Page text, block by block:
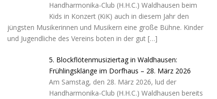
Handharmonika-Club (H.H.C.) Waldhausen beim
Kids in Konzert (KiK) auch in diesem Jahr den
jüngsten Musikerinnen und Musikern eine große Bühne. Kinder
und Jugendliche des Vereins boten in der gut […]
5. Blockflötenmusiziertag in Waldhausen:
Frühlingsklänge im Dorfhaus – 28. März 2026
Am Samstag, den 28. März 2026, lud der
Handharmonika-Club (H.H.C.) Waldhausen bereits